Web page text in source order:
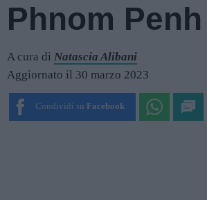
Phnom Penh
A cura di Natascia Alibani
Aggiornato il 30 marzo 2023
Condividi su Facebook